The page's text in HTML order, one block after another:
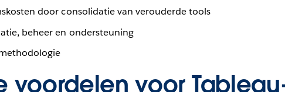
door consolidatie van verouderde tools
beheer en ondersteuning
voordelen voor